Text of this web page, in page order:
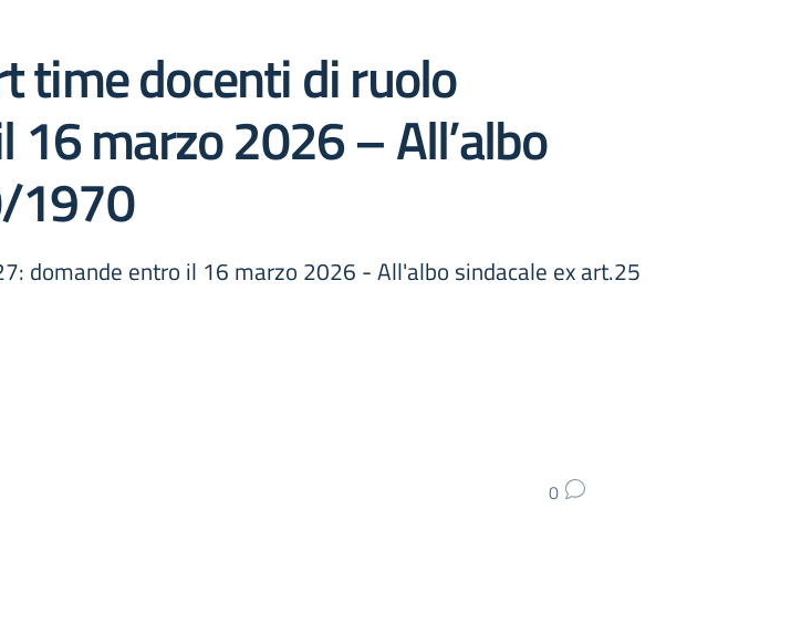
time docenti di ruolo
marzo 2026 – All’albo
1970
domande entro il 16 marzo 2026 - All'albo sindacale ex art.25
0